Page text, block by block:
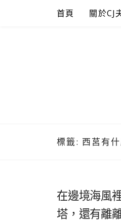
首頁 關於CJ
標籤: 西莒有
在邊境海風
塔，還有離